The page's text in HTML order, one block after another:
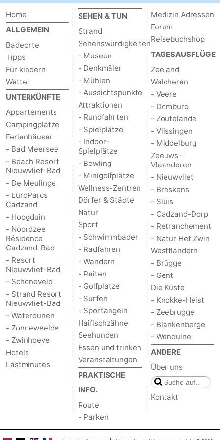
Home
ALLGEMEIN
Badeorte
Tipps
Für kindern
Wetter
UNTERKÜNFTE
Appartements
Campingplätze
Ferienhäuser
- Bad Meersee
- Beach Resort
Nieuwvliet-Bad
- De Meulinge
- EuroParcs
Cadzand
- Hoogduin
- Noordzee
Résidence
Cadzand-Bad
- Resort
Nieuwvliet-Bad
- Schoneveld
- Strand Resort
Nieuwvliet-Bad
- Waterdunen
- Zonneweelde
- Zwinhoeve
Hotels
Lastminutes
SEHEN & TUN
Strand
Sehenswürdigkeiten
- Museen
- Denkmäler
- Mühlen
- Aussichtspunkte
Attraktionen
- Rundfahrten
- Spielplätze
- Indoor-
Spielplätze
- Bowling
- Minigolfplätze
Wellness-Zentren
Dörfer & Städte
Natur
Sport
- Schwimmbader
- Radfahren
- Wandern
- Reiten
- Golfplatze
- Surfen
- Sportangeln
Haifischzähne
Seehunden
Essen und trinken
Veranstaltungen
PRAKTISCHE
INFO.
Route
- Parken
Medizin Adressen
Forum
Reisebuchshop
TAGESAUSFLÜGE
Zeeland
Walcheren
- Veere
- Domburg
- Zoutelande
- Vlissingen
- Middelburg
Zeeuws-
Vlaanderen
- Nieuwvliet
- Breskens
- Sluis
- Cadzand-Dorp
- Retranchement
- Natur Het Zwin
Westflandern
- Brügge
- Gent
Die Küste
- Knokke-Heist
- Zeebrugge
- Blankenberge
- Wenduine
ANDERE
Über uns
Kontakt